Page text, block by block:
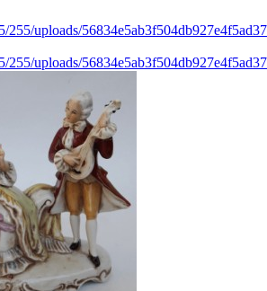
255/uploads/
255/uploads/